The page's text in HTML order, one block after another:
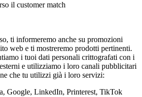
il customer match
ti informeremo anche su promozioni
web e ti mostreremo prodotti pertinenti.
i tuoi dati personali crittografati con i
e utilizziamo i loro canali pubblicitari
che tu utilizzi già i loro servizi:
Google, LinkedIn, Printerest, TikTok